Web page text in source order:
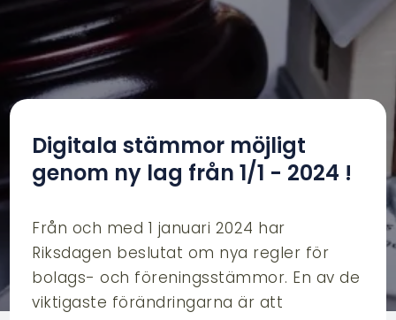
Digitala stämmor möjligt
genom ny lag från 1/1 - 2024 !
Från och med 1 januari 2024 har
Riksdagen beslutat om nya regler för
bolags- och föreningsstämmor. En av de
viktigaste förändringarna är att